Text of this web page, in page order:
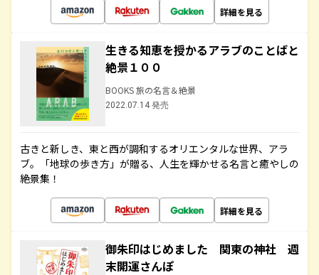
詳細を見る
生きる知恵を授かるアラブのことばと
絶景１００
BOOKS 旅の名言＆絶景
2022.07.14 発売
古きと新しき、東と西が調和するオリエンタルな世界、アラ
ブ。「地球の歩き方」が贈る、人生を輝かせる名言と癒やしの
絶景集！
詳細を見る
御朱印はじめました 関東の神社 週
末開運さんぽ